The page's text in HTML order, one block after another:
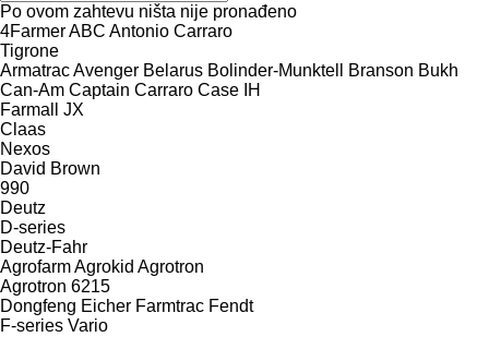
Po ovom zahtevu ništa nije pronađeno
4FarmerABC Antonio Carraro
Tigrone
ArmatracAvenger Belarus Bolinder-Munktell Branson Bukh
Can-Am Captain Carraro Case IH
Farmall
JX
Claas
Nexos
David Brown
990
Deutz
D-series
Deutz-Fahr
AgrofarmAgrokid Agrotron
Agrotron 6215
Dongfeng Eicher Farmtrac Fendt
F-series Vario